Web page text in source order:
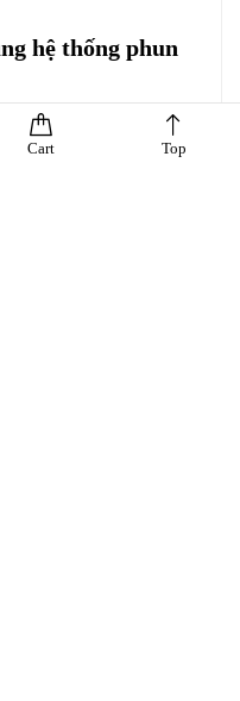
Cart Top
hệ thống phun
pháp tối ưu cho